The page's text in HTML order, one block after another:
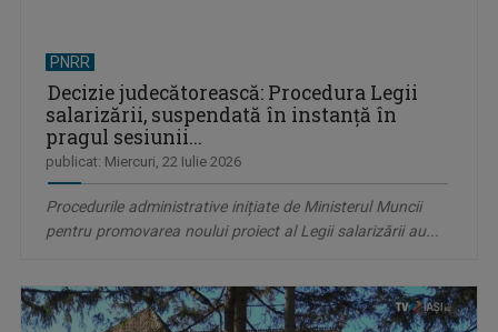
PNRR
Decizie judecătorească: Procedura Legii
salarizării, suspendată în instanță în
pragul sesiunii...
publicat: Miercuri, 22 Iulie 2026
Procedurile administrative inițiate de Ministerul Muncii
pentru promovarea noului proiect al Legii salarizării au...